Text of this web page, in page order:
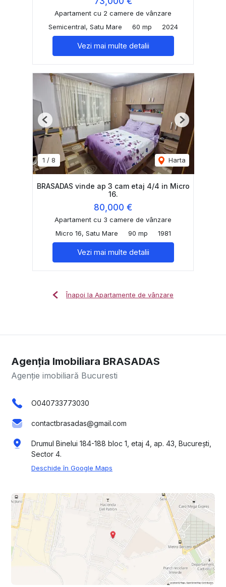
Apartament cu 2 camere de vânzare
Semicentral, Satu Mare
60 mp 2024
Vezi mai multe detalii
1 / 8 Harta
Previous Next
BRASADAS vinde ap 3 cam etaj 4/4 in Micro
16.
80,000 €
Apartament cu 3 camere de vânzare
Micro 16, Satu Mare
90 mp 1981
Vezi mai multe detalii
Înapoi la Apartamente de vânzare
Agenția Imobiliara BRASADAS
Agenție imobiliară Bucuresti
O040733773030
contactbrasadas@gmail.com
Drumul Binelui 184-188 bloc 1, etaj 4, ap. 43, București,
Sector 4.
Deschide în Google Maps